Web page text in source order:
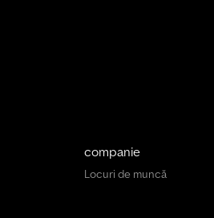
companie
Locuri de muncă